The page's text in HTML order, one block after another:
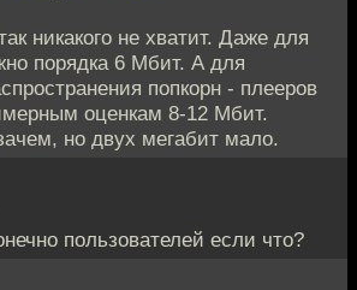
никакого не хватит. Даже для
порядка 6 Мбит. А для
попкорн - плееров
оценкам 8-12 Мбит.
но двух мегабит мало.
пользователей если что?